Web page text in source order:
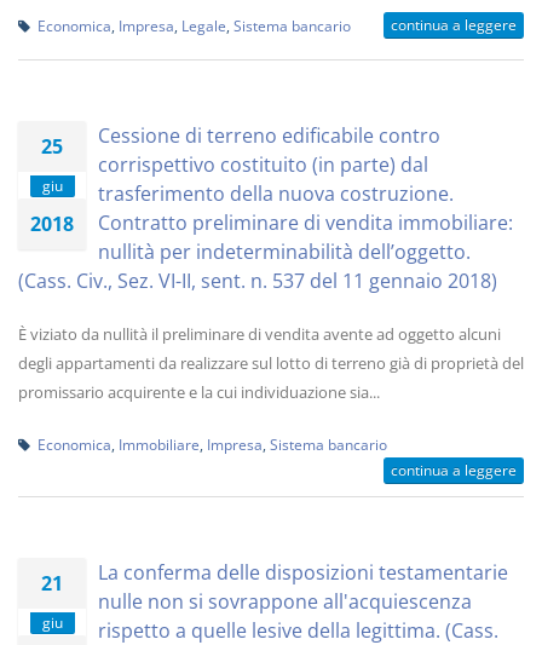
Economica Impresa Legale Sistema bancario continua a leggere
25
giu
2018
Cessione di terreno edificabile contro
corrispettivo costituito (in parte) dal
trasferimento della nuova costruzione.
Contratto preliminare di vendita immobiliare:
nullità per indeterminabilità dell’oggetto.
(Cass. Civ., Sez. VI-II, sent. n. 537 del 11 gennaio 2018)
È viziato da nullità il preliminare di vendita avente ad oggetto alcuni
degli appartamenti da realizzare sul lotto di terreno già di proprietà del
promissario acquirente e la cui individuazione sia...
Economica Immobiliare Impresa Sistema bancario
continua a leggere
21
giu
La conferma delle disposizioni testamentarie
nulle non si sovrappone all'acquiescenza
rispetto a quelle lesive della legittima. (Cass.